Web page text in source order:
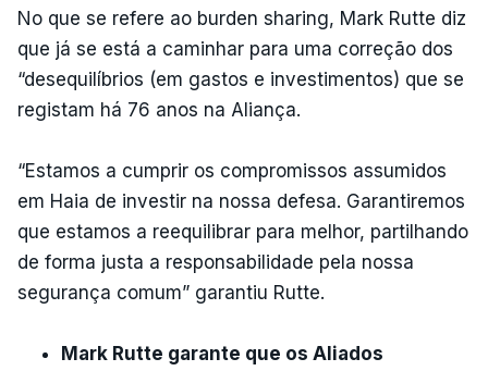
No que se refere ao burden sharing, Mark Rutte diz
que já se está a caminhar para uma correção dos
“desequilíbrios (em gastos e investimentos) que se
registam há 76 anos na Aliança.
“Estamos a cumprir os compromissos assumidos
em Haia de investir na nossa defesa. Garantiremos
que estamos a reequilibrar para melhor, partilhando
de forma justa a responsabilidade pela nossa
segurança comum” garantiu Rutte.
Mark Rutte garante que os Aliados